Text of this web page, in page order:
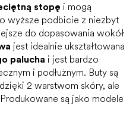
stopę i mogą
wyższe podbicie z niezbyt
do dopasowania wokół
jest idealnie ukształtowana
palucha i jest bardzo
i podłużnym. Buty są
2 warstwom skóry, ale
są jako modele